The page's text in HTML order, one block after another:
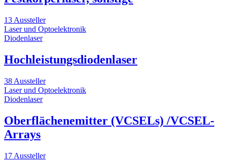
13 Aussteller
Laser und Optoelektronik
Diodenlaser
Hochleistungsdiodenlaser
38 Aussteller
Laser und Optoelektronik
Diodenlaser
Oberflächenemitter (VCSELs) /VCSEL-
Arrays
17 Aussteller